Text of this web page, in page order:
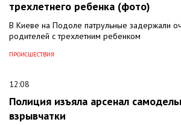
трехлетнего ребенка (фото)
В Киеве на Подоле патрульные задержали
родителей с трехлетним ребенком
ПРОИСШЕСТВИЯ
12:08
Полиция изъяла арсенал
взрывчатки